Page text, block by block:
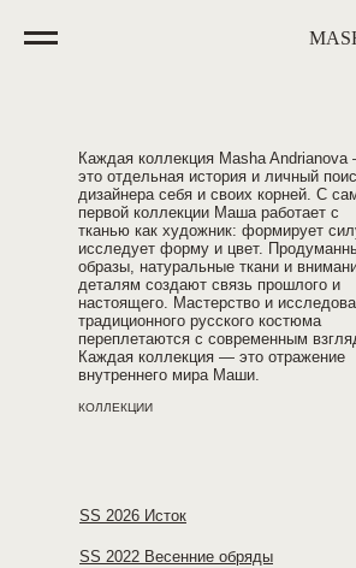
Каждая коллекция Masha
это отдельная история и личный
дизайнера себя и своих корней. С
первой коллекции Маша работает с
тканью как художник: формирует
исследует форму и цвет.
образы, натуральные ткани и
деталям создают связь прошлого и
настоящего. Мастерство и
традиционного русского костюма
переплетаются с современным
Каждая коллекция — это отражение
внутреннего мира Маши.
КОЛЛЕКЦИИ
SS 2026 Исток
SS 2022 Весенние обряды